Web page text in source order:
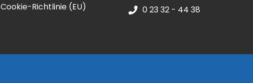
Cookie-Richtlinie (EU)
0 23 32 - 44 38